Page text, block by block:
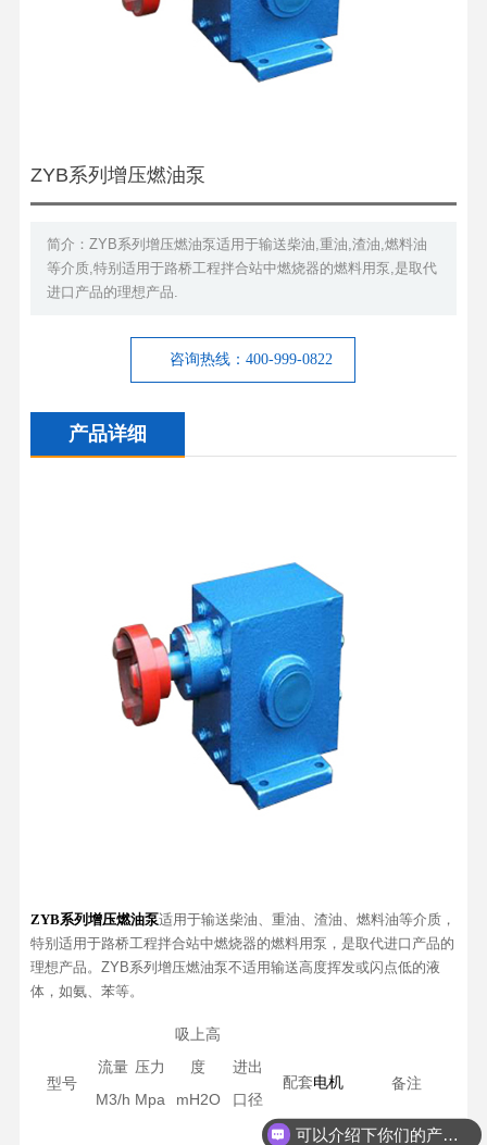
ZYB系列增压燃油泵
简介：ZYB系列增压燃油泵适用于输送柴油,重油,渣油,燃料油
等介质,特别适用于路桥工程拌合站中燃烧器的燃料用泵,是取代
进口产品的理想产品.
咨询热线：400-999-0822
产品详细
ZYB系列增压燃油泵适用于输送柴油、重油、渣油、燃料油等介质，
特别适用于路桥工程拌合站中燃烧器的燃料用泵，是取代进口产品的
理想产品。ZYB系列增压燃油泵不适用输送高度挥发或闪点低的液
体，如氨、苯等。
型号
流量
M3/h
压力
Mpa
吸上高
度
mH2O
进出
口径
配套电机 备注
可以介绍下你们的产品么？